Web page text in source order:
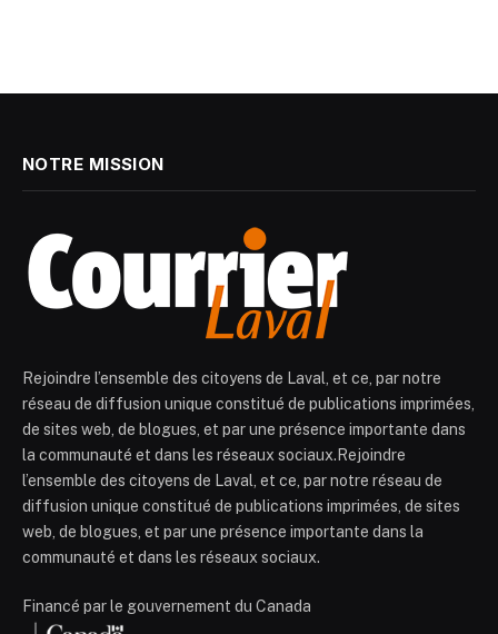
NOTRE MISSION
Rejoindre l’ensemble des citoyens de Laval, et ce, par notre
réseau de diffusion unique constitué de publications imprimées,
de sites web, de blogues, et par une présence importante dans
la communauté et dans les réseaux sociaux.Rejoindre
l’ensemble des citoyens de Laval, et ce, par notre réseau de
diffusion unique constitué de publications imprimées, de sites
web, de blogues, et par une présence importante dans la
communauté et dans les réseaux sociaux.
Financé par le gouvernement du Canada